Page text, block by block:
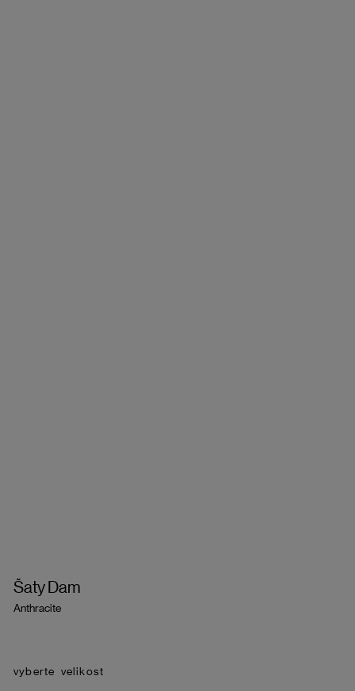
Šaty Dam
Anthracite
velikost